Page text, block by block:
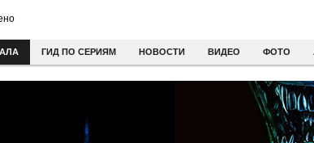
ГИД ПО СЕРИЯМ НОВОСТИ ВИДЕО ФОТО